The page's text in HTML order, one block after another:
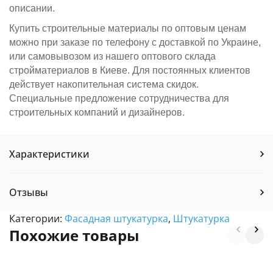
описании.
Купить строительные материалы по оптовым ценам
можно при заказе по телефону с доставкой по Украине,
или самовывозом из нашего оптового склада
стройматериалов в Киеве. Для постоянных клиентов
действует накопительная система скидок.
Специальные предложение сотрудничества для
строительных компаний и дизайнеров.
Характеристики
Отзывы
Категории: Фасадная штукатурка, Штукатурка
Похожие товары